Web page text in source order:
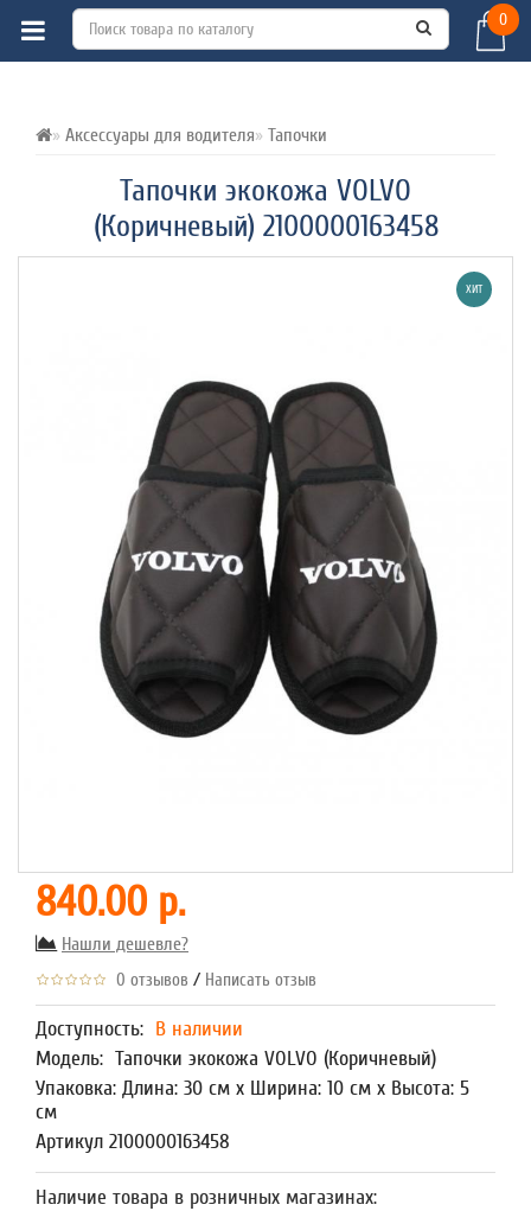
0
Аксессуары для водителя Тапочки
Тапочки экокожа VOLVO
(Коричневый) 2100000163458
ВСЕ О ТОВАРЕ ХАРАКТЕРИСТИКИ
ХИТ
840.00 р.
Нашли дешевле?
0 отзывов / Написать отзыв
Доступность: В наличии
Модель: Тапочки экокожа VOLVO (Коричневый)
Упаковка: Длина: 30 см x Ширина: 10 см x Высота: 5
см
Артикул 2100000163458
Наличие товара в розничных магазинах: